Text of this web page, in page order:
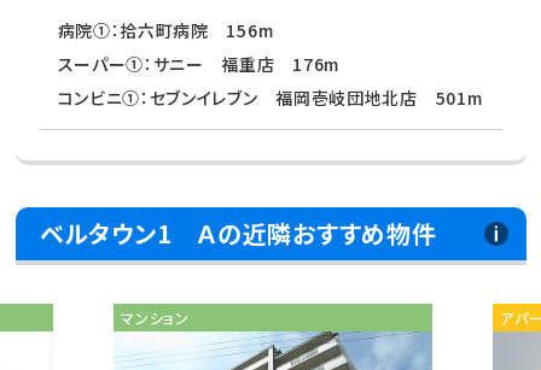
病院①：拾六町病院 156m
スーパー①：サニー 福重店 176m
コンビニ①：セブンイレブン 福岡壱岐団地北店 501m
ベルタウン1 Ａの近隣おすすめ物件
マンション アパ